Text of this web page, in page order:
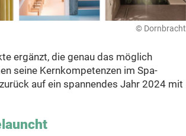
© Dornbracht
ergänzt, die genau das möglich
seine Kernkompetenzen im Spa-
auf ein spannendes Jahr 2024 mit